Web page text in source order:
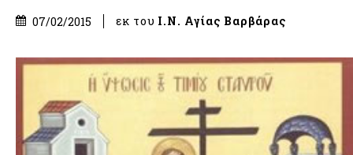
07/02/2015 εκ του Ι.Ν. Αγίας Βαρβάρας